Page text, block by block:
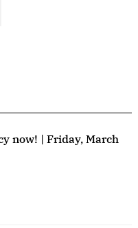
now! | Friday, March